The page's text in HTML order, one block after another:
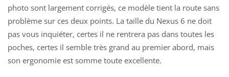
photo sont largement corrigés, ce modèle tient la route sans
problème sur ces deux points. La taille du Nexus 6 ne doit
pas vous inquiéter, certes il ne rentrera pas dans toutes les
poches, certes il semble très grand au premier abord, mais
son ergonomie est somme toute excellente.